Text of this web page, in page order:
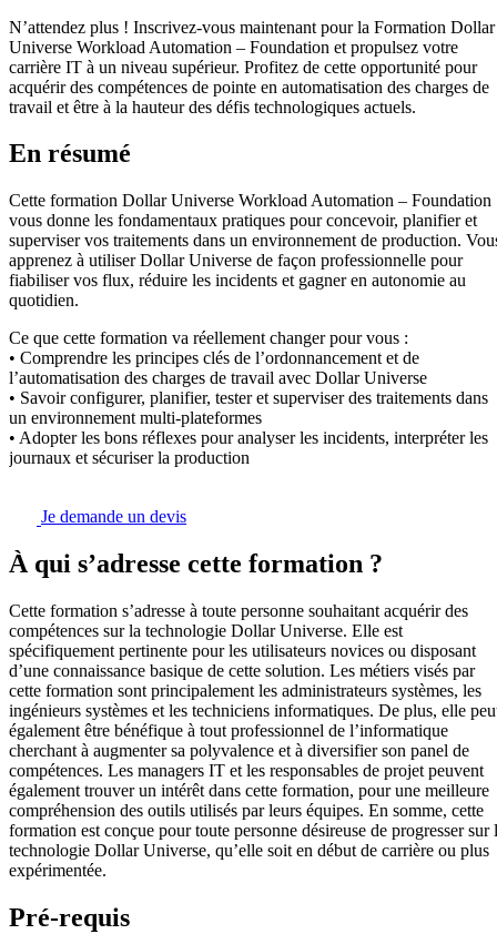
N’attendez plus ! Inscrivez-vous maintenant pour la Formation Dollar
Universe Workload Automation – Foundation et propulsez votre
carrière IT à un niveau supérieur. Profitez de cette opportunité pour
acquérir des compétences de pointe en automatisation des charges de
travail et être à la hauteur des défis technologiques actuels.
En résumé
Cette formation Dollar Universe Workload Automation – Foundation
vous donne les fondamentaux pratiques pour concevoir, planifier et
superviser vos traitements dans un environnement de production.
apprenez à utiliser Dollar Universe de façon professionnelle pour
fiabiliser vos flux, réduire les incidents et gagner en autonomie au
quotidien.
Ce que cette formation va réellement changer pour vous :
• Comprendre les principes clés de l’ordonnancement et de
l’automatisation des charges de travail avec Dollar Universe
• Savoir configurer, planifier, tester et superviser des traitements dans
un environnement multi-plateformes
• Adopter les bons réflexes pour analyser les incidents, interpréter les
journaux et sécuriser la production
Je demande un devis
À qui s’adresse cette formation ?
Cette formation s’adresse à toute personne souhaitant acquérir des
compétences sur la technologie Dollar Universe. Elle est
spécifiquement pertinente pour les utilisateurs novices ou disposant
d’une connaissance basique de cette solution. Les métiers visés par
cette formation sont principalement les administrateurs systèmes, les
ingénieurs systèmes et les techniciens informatiques. De plus, elle
également être bénéfique à tout professionnel de l’informatique
cherchant à augmenter sa polyvalence et à diversifier son panel de
compétences. Les managers IT et les responsables de projet peuvent
également trouver un intérêt dans cette formation, pour une meilleure
compréhension des outils utilisés par leurs équipes. En somme, cette
formation est conçue pour toute personne désireuse de progresser sur
technologie Dollar Universe, qu’elle soit en début de carrière ou plus
expérimentée.
Pré-requis